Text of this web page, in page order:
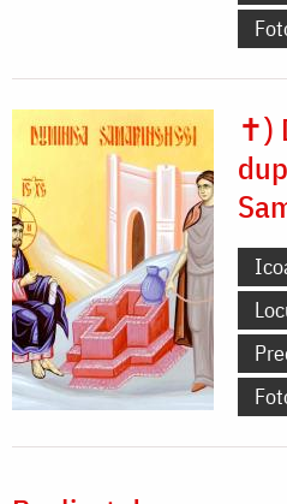
✝)